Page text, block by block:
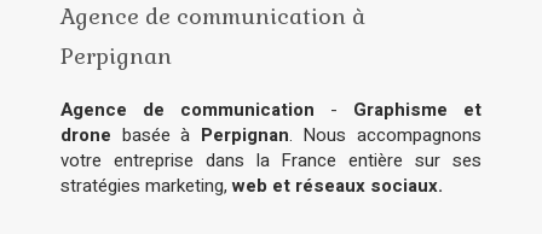
Agence de communication à
Perpignan
Agence de communication - Graphisme et
drone basée à Perpignan. Nous accompagnons
votre entreprise dans la France entière sur ses
stratégies marketing,web et réseaux sociaux.